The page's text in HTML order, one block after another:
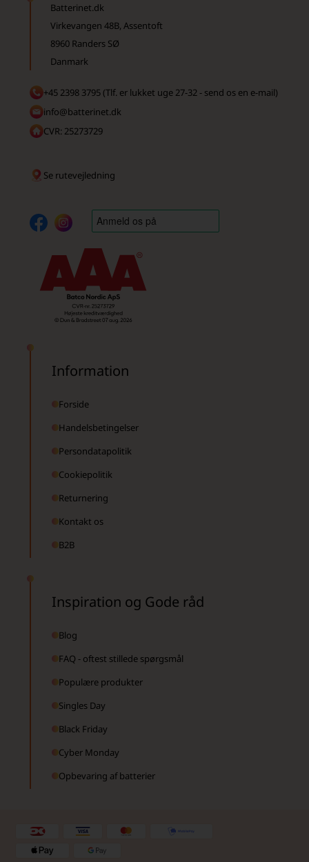
Batterinet.dk
Virkevangen 48B, Assentoft
8960 Randers SØ
Danmark
+45 2398 3795 (Tlf. er lukket uge 27-32 - send os en e-mail)
info@batterinet.dk
CVR: 25273729
Se rutevejledning
Information
Forside
Handelsbetingelser
Persondatapolitik
Cookiepolitik
Returnering
Kontakt os
B2B
Inspiration og Gode råd
Blog
FAQ - oftest stillede spørgsmål
Populære produkter
Singles Day
Black Friday
Cyber Monday
Opbevaring af batterier